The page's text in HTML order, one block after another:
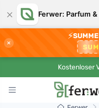
× Ferwer: Parfum
×
⚡
Kostenloser